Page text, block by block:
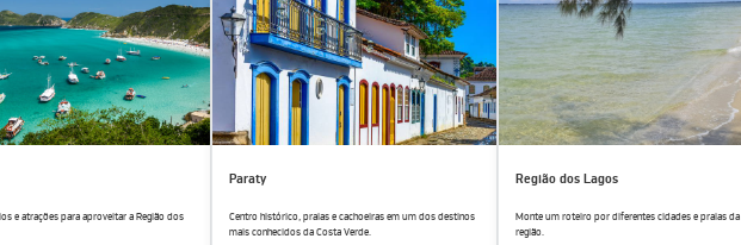
e atrações para aproveitar a Região dos
Paraty
Centro histórico, praias e cachoeiras em um dos destinos
mais conhecidos da Costa Verde.
Região dos Lagos
Monte um roteiro por diferentes cidades e praias da
região.